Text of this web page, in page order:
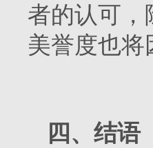
者的认可，
美誉度也将
四、结语